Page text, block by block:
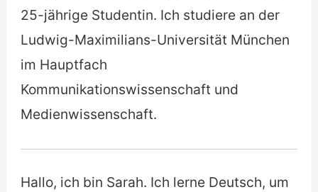
25-jährige Studentin. Ich studiere an der
Ludwig-Maximilians-Universität München
im Hauptfach
Kommunikationswissenschaft und
Medienwissenschaft.
Hallo, ich bin Sarah. Ich lerne Deutsch, um